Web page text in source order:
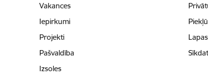
Vakances
Iepirkumi
Projekti
Pašvaldība
Izsoles